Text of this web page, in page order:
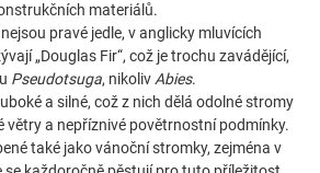
materiálů.
pravé jedle, v anglicky mluvících
„Douglas Fir“, což je trochu zavádějící,
Pseudotsuga, nikoliv Abies.
a silné, což z nich dělá odolné stromy
větry a nepříznivé povětrnostní podmínky.
také jako vánoční stromky, zejména v